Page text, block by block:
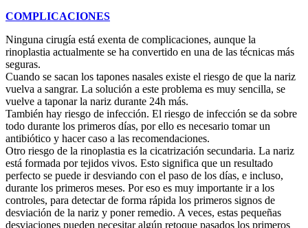
COMPLICACIONES
Ninguna cirugía está exenta de complicaciones, aunque la
rinoplastia actualmente se ha convertido en una de las técnicas más
seguras.
Cuando se sacan los tapones nasales existe el riesgo de que la nariz
vuelva a sangrar. La solución a este problema es muy sencilla, se
vuelve a taponar la nariz durante 24h más.
También hay riesgo de infección. El riesgo de infección se da sobre
todo durante los primeros días, por ello es necesario tomar un
antibiótico y hacer caso a las recomendaciones.
Otro riesgo de la rinoplastia es la cicatrización secundaria. La nariz
está formada por tejidos vivos. Esto significa que un resultado
perfecto se puede ir desviando con el paso de los días, e incluso,
durante los primeros meses. Por eso es muy importante ir a los
controles, para detectar de forma rápida los primeros signos de
desviación de la nariz y poner remedio. A veces, estas pequeñas
desviaciones pueden necesitar algún retoque pasados los primeros